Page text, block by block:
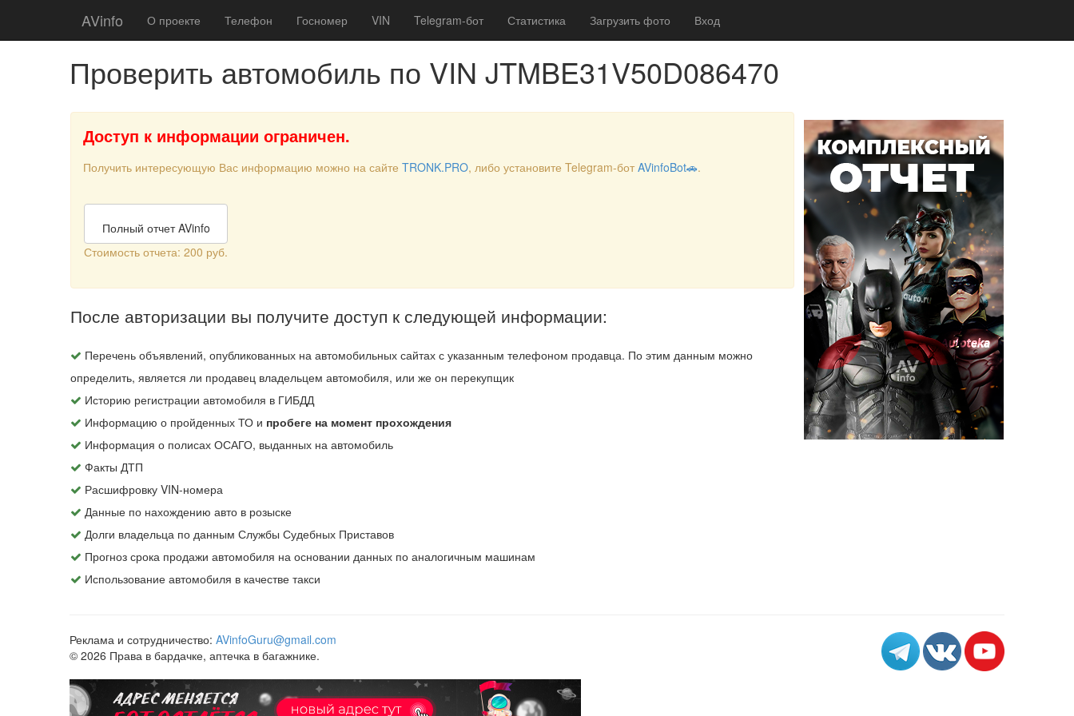
AVinfo О проекте Телефон Госномер VIN Telegram-бот Статистика Загрузить фото Вход
Проверить автомобиль по VIN JTMBE31V50D086470
Доступ к информации ограничен.
Получить интересующую Вас информацию можно на сайте TRONK.PRO, либо установите Telegram-бот AVinfoBot🚗.
Полный отчет AVinfo
Стоимость отчета: 200 руб.
После авторизации вы получите доступ к следующей информации:
Перечень объявлений, опубликованных на автомобильных сайтах с указанным телефоном продавца. По этим данным можно
определить, является ли продавец владельцем автомобиля, или же он перекупщик
Историю регистрации автомобиля в ГИБДД
Информацию о пройденных ТО и пробеге на момент прохождения
Информация о полисах ОСАГО, выданных на автомобиль
Факты ДТП
Расшифровку VIN-номера
Данные по нахождению авто в розыске
Долги владельца по данным Службы Судебных Приставов
Прогноз срока продажи автомобиля на основании данных по аналогичным машинам
Использование автомобиля в качестве такси
Реклама и сотрудничество: AVinfoGuru@gmail.com
© 2026 Права в бардачке, аптечка в багажнике.